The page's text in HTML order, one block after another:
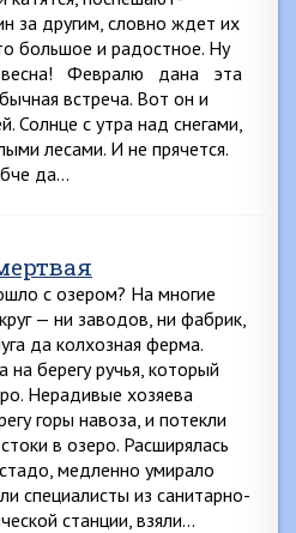
за другим, словно ждет их
большое и радостное. Ну
весна! Февралю дана эта
встреча. Вот он и
Солнце с утра над снегами,
лесами. И не прячется.
да…
с озером? На многие
— ни заводов, ни фабрик,
да колхозная ферма.
берегу ручья, который
Нерадивые хозяева
горы навоза, и потекли
в озеро. Расширялась
медленно умирало
специалисты из санитарно-
станции, взяли…